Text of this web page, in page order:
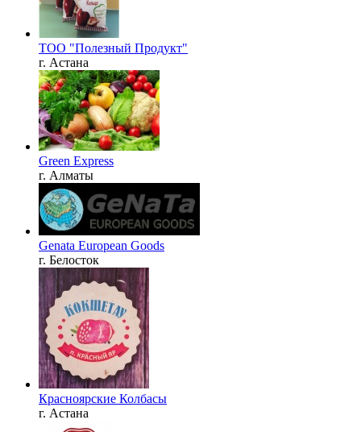
ТОО "Полезный Продукт"
г. Астана
Green Express
г. Алматы
Genata European Goods
г. Белосток
Красноярские Колбасы
г. Астана